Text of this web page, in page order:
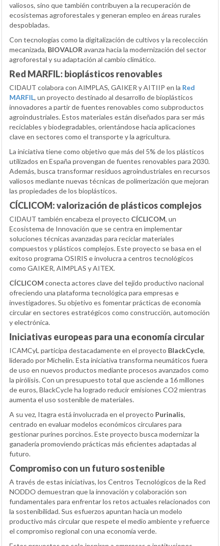
valiosos, sino que también contribuyen a la recuperación de
ecosistemas agroforestales y generan empleo en áreas rurales
despobladas.
Con tecnologías como la digitalización de cultivos y la recolección
mecanizada, BIOVALOR avanza hacia la modernización del sector
agroforestal y su adaptación al cambio climático.
Red MARFIL: bioplásticos renovables
CIDAUT colabora con AIMPLAS, GAIKER y AITIIP en la Red
MARFIL, un proyecto destinado al desarrollo de bioplásticos
innovadores a partir de fuentes renovables como subproductos
agroindustriales. Estos materiales están diseñados para ser más
reciclables y biodegradables, orientándose hacia aplicaciones
clave en sectores como el transporte y la agricultura.
La iniciativa tiene como objetivo que más del 5% de los plásticos
utilizados en España provengan de fuentes renovables para 2030.
Además, busca transformar residuos agroindustriales en recursos
valiosos mediante nuevas técnicas de polimerización que mejoran
las propiedades de los bioplásticos.
CÍCLICOM: valorización de plásticos complejos
CIDAUT también encabeza el proyecto CÍCLICOM, un
Ecosistema de Innovación que se centra en implementar
soluciones técnicas avanzadas para reciclar materiales
compuestos y plásticos complejos. Este proyecto se basa en el
exitoso programa OSIRIS e involucra a centros tecnológicos
como GAIKER, AIMPLAS y AITEX.
CÍCLICOM conecta actores clave del tejido productivo nacional
ofreciendo una plataforma tecnológica para empresas e
investigadores. Su objetivo es fomentar prácticas de economía
circular en sectores estratégicos como construcción, automoción
y electrónica.
Iniciativas europeas para una economía circular
ICAMCyL participa destacadamente en el proyecto BlackCycle,
liderado por Michelin. Esta iniciativa transforma neumáticos fuera
de uso en nuevos productos mediante procesos avanzados como
la pirólisis. Con un presupuesto total que asciende a 16 millones
de euros, BlackCycle ha logrado reducir emisiones CO2 mientras
aumenta el uso sostenible de materiales.
A su vez, Itagra está involucrada en el proyecto Purinalis,
centrado en evaluar modelos económicos circulares para
gestionar purines porcinos. Este proyecto busca modernizar la
ganadería promoviendo prácticas más eficientes adaptadas al
futuro.
Compromiso con un futuro sostenible
A través de estas iniciativas, los Centros Tecnológicos de la Red
NODDO demuestran que la innovación y colaboración son
fundamentales para enfrentar los retos actuales relacionados con
la sostenibilidad. Sus esfuerzos apuntan hacia un modelo
productivo más circular que respete el medio ambiente y refuerce
el compromiso regional con una economía verde.